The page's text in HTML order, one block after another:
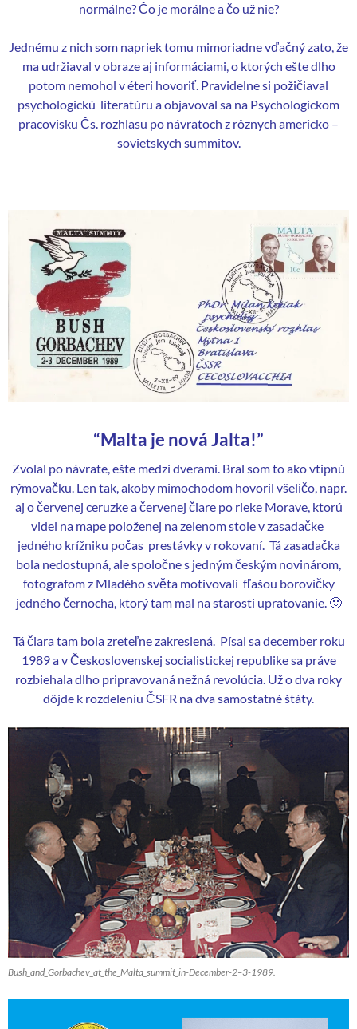
normálne? Čo je morálne a čo už nie?
Jednému z nich som napriek tomu mimoriadne vďačný zato, že
ma udržiaval v obraze aj informáciami, o ktorých ešte dlho
potom nemohol v éteri hovoriť. Pravidelne si požičiaval
psychologickú literatúru a objavoval sa na Psychologickom
pracovisku Čs. rozhlasu po návratoch z rôznych americko –
sovietskych summitov.
“Malta je nová Jalta!”
Zvolal po návrate, ešte medzi dverami. Bral som to ako vtipnú
rýmovačku. Len tak, akoby mimochodom hovoril všeličo, napr.
aj o červenej ceruzke a červenej čiare po rieke Morave, ktorú
videl na mape položenej na zelenom stole v zasadačke
jedného krížniku počas prestávky v rokovaní. Tá zasadačka
bola nedostupná, ale spoločne s jedným českým novinárom,
fotografom z Mladého světa motivovali fľašou borovičky
jedného černocha, ktorý tam mal na starosti upratovanie. 🙂
Tá čiara tam bola zreteľne zakreslená. Písal sa december roku
1989 a v Československej socialistickej republikesa práve
rozbiehala dlho pripravovaná nežná revolúcia. Už o dva roky
dôjde k rozdeleniu ČSFR na dva samostatné štáty.
Bush_and_Gorbachev_at_the_Malta_summit_in-December-2–3-1989.